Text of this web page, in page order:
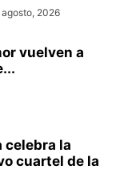
agosto, 2026
vuelven a
celebra la
cuartel de la